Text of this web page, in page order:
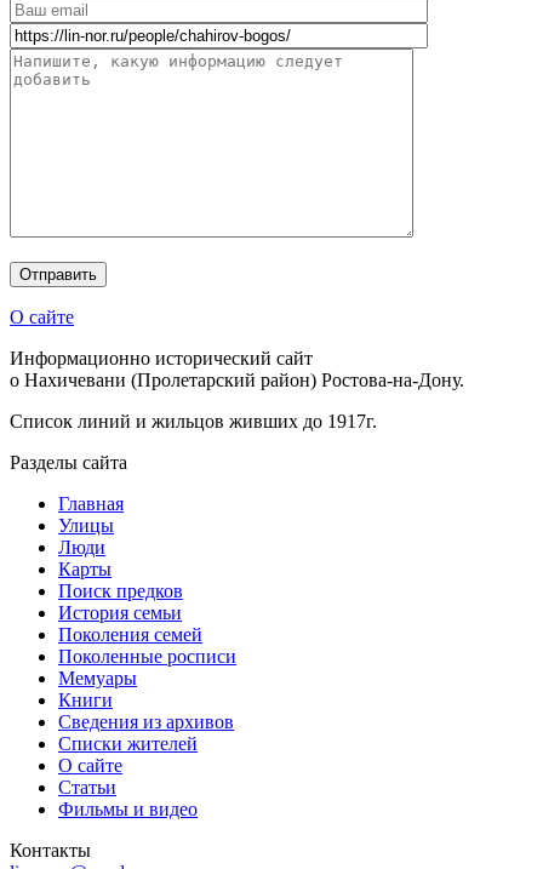
О сайте
Информационно исторический сайт
о Нахичевани (Пролетарский район) Ростова-на-Дону.
Список линий и жильцов живших до 1917г.
Разделы сайта
Главная
Улицы
Люди
Карты
Поиск предков
История семьи
Поколения семей
Поколенные росписи
Мемуары
Книги
Сведения из архивов
Списки жителей
О сайте
Статьи
Фильмы и видео
Контакты